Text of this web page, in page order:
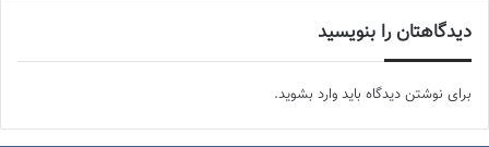
دیدگاهتان را بنویسید
برای نوشتن دیدگاه باید وارد بشوید.